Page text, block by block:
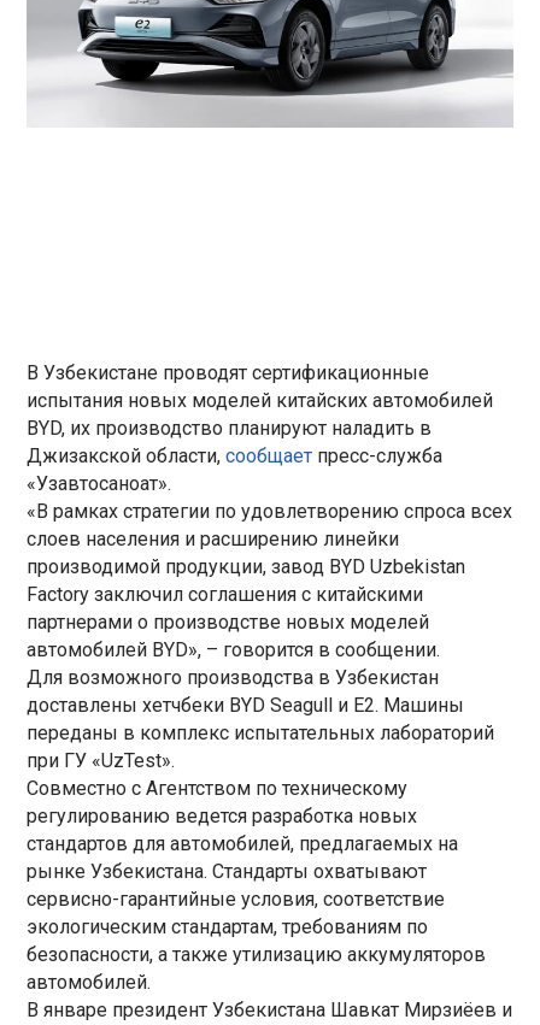
В Узбекистане проводят сертификационные
испытания новых моделей китайских автомобилей
BYD, их производство планируют наладить в
Джизакской области,сообщает пресс-служба
«Узавтосаноат».
«В рамках стратегии по удовлетворению спроса всех
слоев населения и расширению линейки
производимой продукции, завод BYD Uzbekistan
Factory заключил соглашения с китайскими
партнерами о производстве новых моделей
автомобилей BYD», – говорится в сообщении.
Для возможного производства в Узбекистан
доставлены хетчбеки BYD Seagull и E2. Машины
переданы в комплекс испытательных лабораторий
при ГУ «UzTest».
Совместно с Агентством по техническому
регулированию ведется разработка новых
стандартов для автомобилей, предлагаемых на
рынке Узбекистана. Стандарты охватывают
сервисно-гарантийные условия, соответствие
экологическим стандартам, требованиям по
безопасности, а также утилизацию аккумуляторов
автомобилей.
В январе президент Узбекистана Шавкат Мирзиёев и